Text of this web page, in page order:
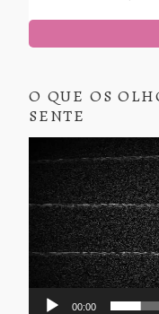
O QUE OS
SENTE
de
vídeo
00:00